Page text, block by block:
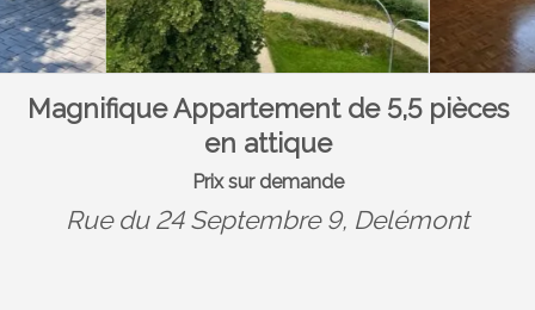
Magnifique Appartement de 5,5 pièces
en attique
Prix sur demande
Rue du 24 Septembre 9, Delémont